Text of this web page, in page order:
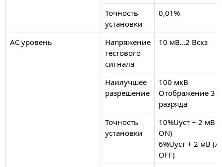
Точность
установки
0,01%
AC уровень
Напряжение
тестового
сигнала
10 мВ...2 Вскз
Наилучшее
разрешение
100 мкВ
Отображение 3
разряда
Точность
установки
10%Uуст + 2 мВ
ON)
6%Uуст + 2 мВ
OFF)